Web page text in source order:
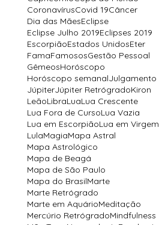
CoronavírusCovid 19Câncer
Dia das MãesEclipse
Eclipse Julho 2019Eclipses 2019
EscorpiãoEstados UnidosEter
FamaFamososGestão Pessoal
GêmeosHoróscopo
Horóscopo semanalJulgamento
JúpiterJúpiter RetrógradoKiron
LeãoLibraLuaLua Crescente
Lua Fora de CursoLua Vazia
Lua em EscorpiãoLua em Virgem
LulaMagiaMapa Astral
Mapa Astrológico
Mapa de Beagá
Mapa de São Paulo
Mapa do BrasilMarte
Marte Retrógrado
Marte em AquárioMeditação
Mercúrio RetrógradoMindfulness